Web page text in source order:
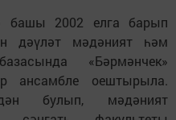
башы 2002 елга барып
дәүләт мәдәният һәм
«Бәрмәнчек»
ансамбле оештырыла.
булып, мәдәният